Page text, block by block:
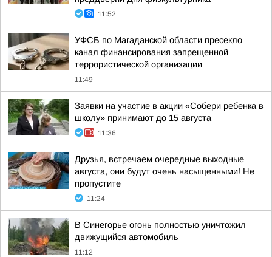
11:52
УФСБ по Магаданской области пресекло
канал финансирования запрещенной
террористической организации
11:49
Заявки на участие в акции «Собери ребенка в
школу» принимают до 15 августа
11:36
Друзья, встречаем очередные выходные
августа, они будут очень насыщенными! Не
пропустите
11:24
В Синегорье огонь полностью уничтожил
движущийся автомобиль
11:12